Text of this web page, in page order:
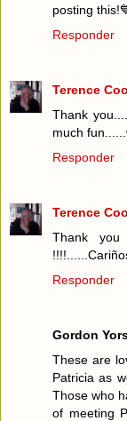
posting
Responder
Terence
Thank
much
Responder
Terence
Thank you
Responder
Gordon
These are
Patricia as
Those who
of meeting